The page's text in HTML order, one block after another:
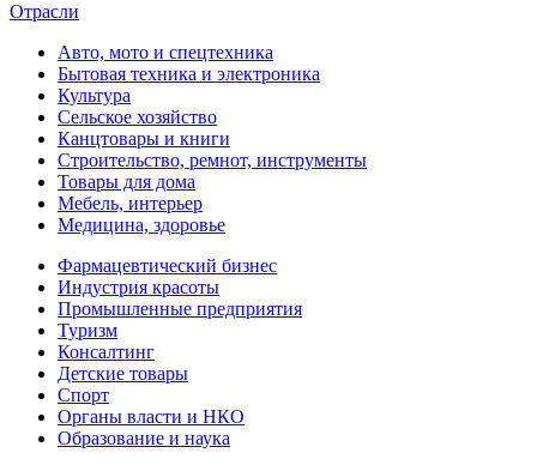
Отрасли
Авто, мото и спецтехника
Бытовая техника и электроника
Культура
Сельское хозяйство
Канцтовары и книги
Строительство, ремнот, инструменты
Товары для дома
Мебель, интерьер
Медицина, здоровье
Фармацевтический бизнес
Индустрия красоты
Промышленные предприятия
Туризм
Консалтинг
Детские товары
Спорт
Органы власти и НКО
Образование и наука